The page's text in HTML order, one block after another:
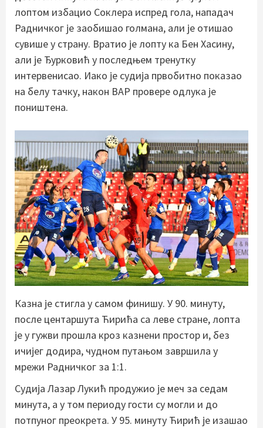
лоптом избацио Соклера испред гола, нападач
Радничког је заобишао голмана, али је отишао
сувише у страну. Вратио је лопту ка Бен Хасину,
али је Ђурковић у последњем тренутку
интервенисао. Иако је судија првобитно показао
на белу тачку, након ВАР провере одлука је
поништена.
Казна је стигла у самом финишу. У 90. минуту,
после центаршута Ћирића са леве стране, лопта
је у гужви прошла кроз казнени простор и, без
ичијег додира, чудном путањом завршила у
мрежи Радничког за 1:1.
Судија Лазар Лукић продужио је меч за седам
минута, а у том периоду гости су могли и до
потпуног преокрета. У 95. минуту Ћирић је изашао